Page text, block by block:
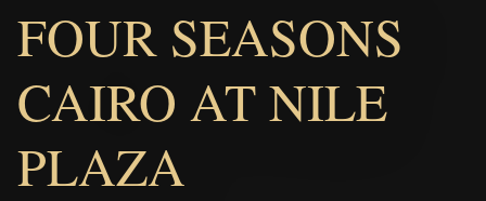
FOUR SEASONS
CAIRO AT NILE
PLAZA